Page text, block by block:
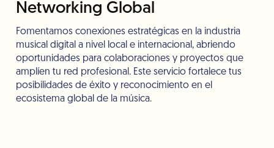
Networking Global
Fomentamos conexiones estratégicas en la industria
musical digital a nivel local e internacional, abriendo
oportunidades para colaboraciones y proyectos que
amplíen tu red profesional. Este servicio fortalece tus
posibilidades de éxito y reconocimiento en el
ecosistema global de la música.